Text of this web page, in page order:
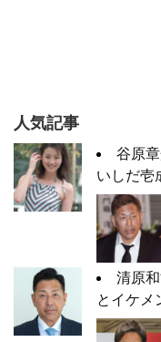
人気記事
谷原
いしだ壱
清原
とイケメ